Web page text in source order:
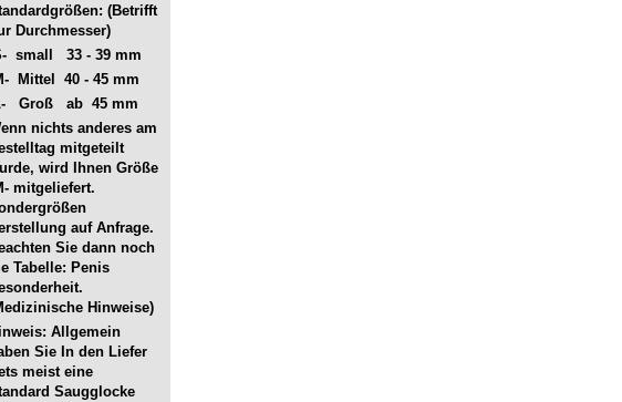
(Betrifft
Durchmesser)
small 33 - 39 mm
Mittel 40 - 45 mm
Groß ab 45 mm
nichts anderes am
mitgeteilt
wird Ihnen Größe
mitgeliefert.
auf Anfrage.
Sie dann noch
Tabelle: Penis
Hinweise)
Allgemein
Sie In den Liefer
meist eine
Saugglocke